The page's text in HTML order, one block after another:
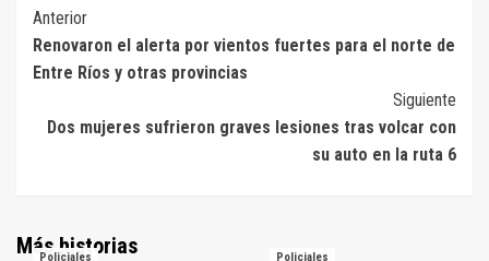
Navegación
de
entradas
Anterior
Renovaron el alerta por vientos fuertes para el norte de
Entre Ríos y otras provincias
Siguiente
Dos mujeres sufrieron graves lesiones tras volcar con
su auto en la ruta 6
Más historias
Policiales Policiales